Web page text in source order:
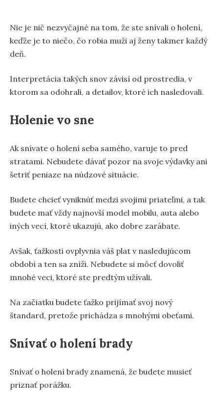
Nie je nič nezvyčajné na tom, že ste snívali o holení,
keďže je to niečo, čo robia muži aj ženy takmer každý
deň.
Interpretácia takých snov závisí od prostredia, v
ktorom sa odohrali, a detailov, ktoré ich nasledovali.
Holenie vo sne
Ak snívate o holení seba samého, varuje to pred
stratami. Nebudete dávať pozor na svoje výdavky ani
šetriť peniaze na núdzové situácie.
Budete chcieť vyniknúť medzi svojimi priateľmi, a tak
budete mať vždy najnovší model mobilu, auta alebo
iných vecí, ktoré ukazujú, ako dobre zarábate.
Avšak, ťažkosti ovplyvnia váš plat v nasledujúcom
období a ten sa zníži. Nebudete si môcť dovoliť
mnohé veci, ktoré ste predtým užívali.
Na začiatku budete ťažko prijímať svoj nový
štandard, pretože prichádza s mnohými obeťami.
Snívať o holení brady
Snívať o holení brady znamená, že budete musieť
priznať porážku.